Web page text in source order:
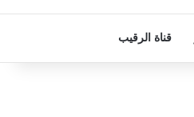
قناة الرقيب